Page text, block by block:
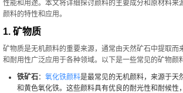
性能和用途。本文将详细探讨颜料的主要成分和原材料来
颜料的特性和应用。
1. 矿物质
矿物质是无机颜料的重要来源，通常由天然矿石中提取而
和耐用性广泛应用于各种领域。以下是一些常见的矿物颜
铁矿石： 氧化铁颜料是最常见的无机颜料，来源于天
和黄色氧化铁。这些颜料具有优良的耐光性和耐候性